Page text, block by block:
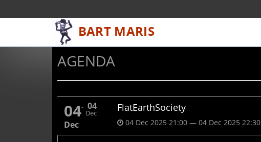
AGENDA
04
Dec
04
Dec
FlatEarthSociety
04 Dec 2025 21:00 — 04 Dec 2025 22:30